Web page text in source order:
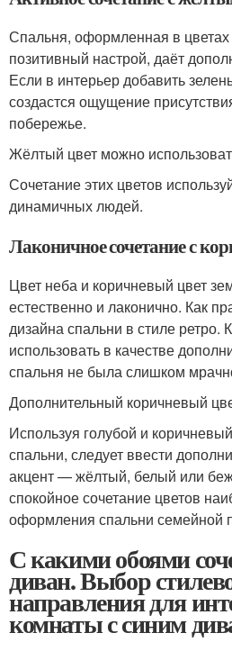
Спальня, оформленная в
позитивный настрой, даёт
Если в интерьер добавить
создастся ощущение
побережье.
Жёлтый цвет можно
Сочетание этих цветов
динамичных людей.
Лаконичное сочетание с
Цвет неба и коричневый цвет
естественно и лаконично. Как
дизайна спальни в стиле
использовать в качестве
спальня не была слишком
Дополнительный коричневый
Используя голубой и
спальни, следует ввести
акцент — жёлтый, белый или
спокойное сочетание цветов
оформления спальни семейной
С какими обоями
диван. Выбор
направления для
комнаты с синим